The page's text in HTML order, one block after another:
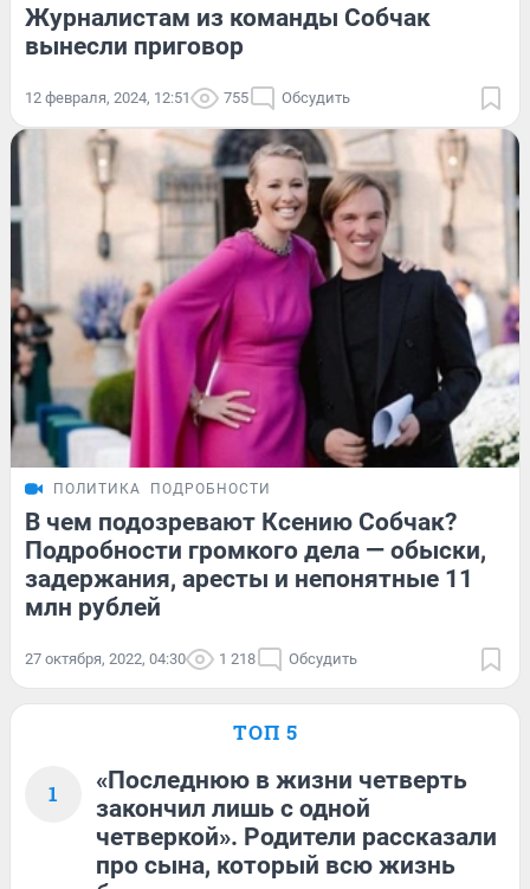
Журналистам из команды Собчак
вынесли приговор
12 февраля, 2024, 12:51 755 Обсудить
ПОЛИТИКА ПОДРОБНОСТИ
В чем подозревают Ксению Собчак?
Подробности громкого дела — обыски,
задержания, аресты и непонятные 11
млн рублей
27 октября, 2022, 04:30 1 218 Обсудить
ТОП 5
1
«Последнюю в жизни четверть
закончил лишь с одной
четверкой». Родители рассказали
про сына, который всю жизнь